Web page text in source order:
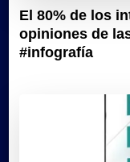
El 80% de los
opiniones de
#infografía